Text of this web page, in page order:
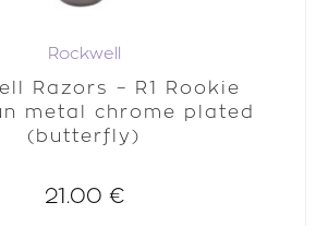
Rockwell
Razors – R1 Rookie
metal chrome plated
(butterfly)
21.00 €